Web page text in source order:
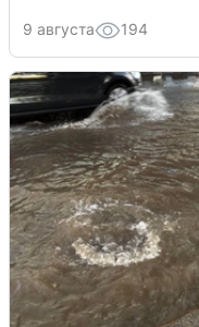
9 августа 194